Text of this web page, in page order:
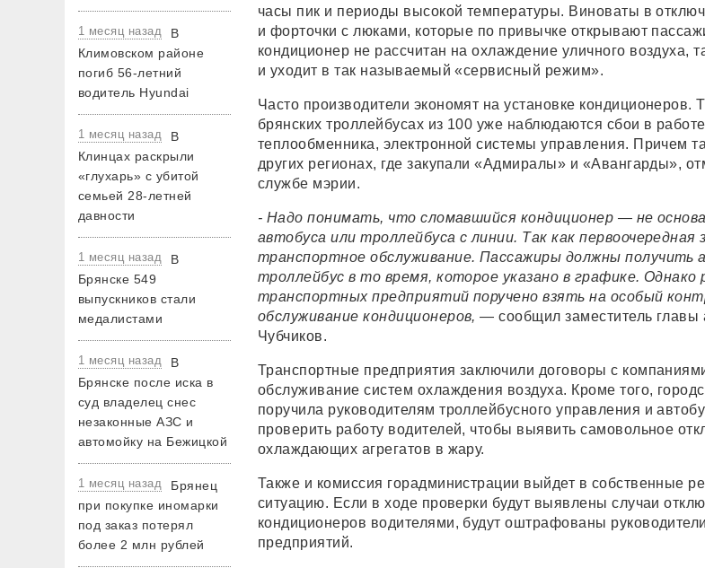
1 месяц назад
В
Климовском районе
погиб 56-летний
водитель Hyundai
1 месяц назад
В
Клинцах раскрыли
«глухарь» с убитой
семьей 28-летней
давности
1 месяц назад
В
Брянске 549
выпускников стали
медалистами
1 месяц назад
В
Брянске после иска в
суд владелец снес
незаконные АЗС и
автомойку на Бежицкой
1 месяц назад
Брянец
при покупке иномарки
под заказ потерял
более 2 млн рублей
часы пик и периоды высокой температуры. Виноваты в
и форточки с люками, которые по привычке открывают
кондиционер не рассчитан на охлаждение уличного воздуха,
и уходит в так называемый «сервисный режим».
Часто производители экономят на установке кондиционеров.
брянских троллейбусах из 100 уже наблюдаются сбои в
теплообменника, электронной системы управления. Причем
других регионах, где закупали «Адмиралы» и «Авангарды»,
службе мэрии.
- Надо понимать, что сломавшийся кондиционер — не
автобуса или троллейбуса с линии. Так как первоочередная
транспортное обслуживание. Пассажиры должны получить
троллейбус в то время, которое указано в графике. Однако
транспортных предприятий поручено взять на особый
обслуживание кондиционеров, — сообщил заместитель главы
Чубчиков.
Транспортные предприятия заключили договоры с
обслуживание систем охлаждения воздуха. Кроме того,
поручила руководителям троллейбусного управления и
проверить работу водителей, чтобы выявить самовольное
охлаждающих агрегатов в жару.
Также и комиссия горадминистрации выйдет в собственные
ситуацию. Если в ходе проверки будут выявлены случаи
кондиционеров водителями, будут оштрафованы
предприятий.